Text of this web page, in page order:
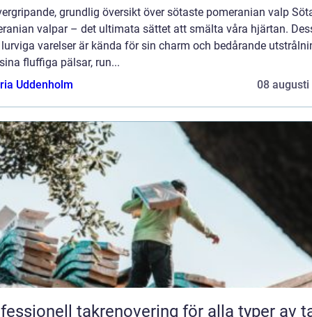
grundlig översikt över sötaste pomeranian valp
valpar – det ultimata sättet att smälta våra hjärtan.
varelser är kända för sin charm och bedårande
fluffiga pälsar, run...
Uddenholm
08 augusti
takrenovering för alla typer av